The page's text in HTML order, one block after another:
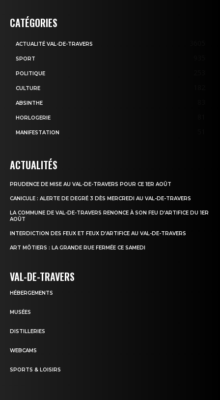
CATÉGORIES
ACTUALITÉ VAL-DE-TRAVERS
SPORT
POLITIQUE
CULTURE
ABSINTHE
HORLOGERIE
MANIFESTATION
ACTUALITÉS
PRUDENCE DE MISE AU VAL-DE-TRAVERS POUR CE 1ER AOÛT
CANICULE : ALERTE DE DEGRÉ 3 DÈS MERCREDI AU VAL-DE-TRAVERS
LA COMMUNE DE VAL-DE-TRAVERS RENONCE À SON FEU D’ARTIFICE DU 1ER
AOÛT
INTERDICTION DES FEUX ET FEUX D’ARTIFICE AU VAL-DE-TRAVERS
ART MÔTIERS : LA GRANDE RUE FERMÉE CE SAMEDI
VAL-DE-TRAVERS
HÉBERGEMENTS
MUSÉES
DISTILLERIES
WEBCAMS
SPORTS & LOISIRS